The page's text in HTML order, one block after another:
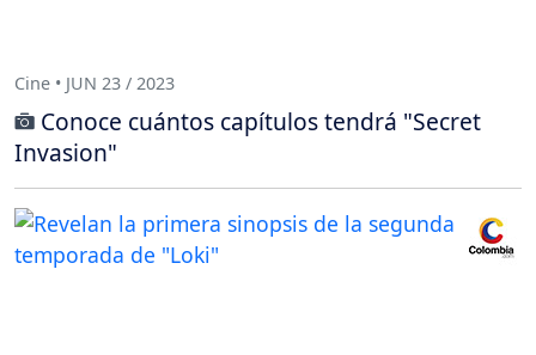
Cine • JUN 23 / 2023
Conoce cuántos capítulos tendrá "Secret
Invasion"